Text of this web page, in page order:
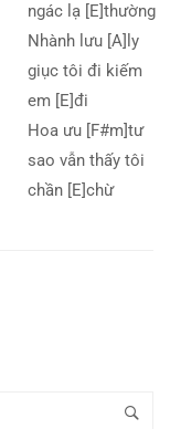
ngác lạ [E]thường
Nhành lưu [A]ly
giục tôi đi kiếm
em [E]đi
Hoa ưu [F#m]tư
sao vẫn thấy tôi
chần [E]chừ